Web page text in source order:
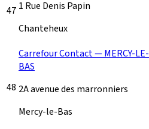
47 1 Rue Denis Papin
Chanteheux
48
Carrefour Contact — MERCY-LE-
BAS
2A avenue des marronniers
Mercy-le-Bas